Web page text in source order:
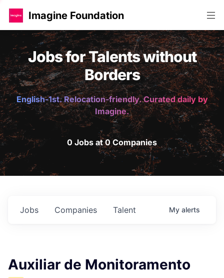
Imagine Foundation
Jobs for Talents without
Borders
English-1st. Relocation-friendly. Curated daily by
Imagine.
0 Jobs at 0 Companies
Jobs Companies Talent My alerts
Auxiliar de Monitoramento